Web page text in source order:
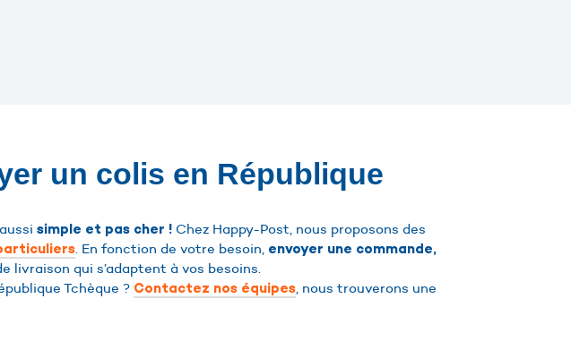
un colis en République
simple et pas cher ! Chez Happy-Post, nous proposons des
. En fonction de votre besoin, envoyer une commande,
livraison qui s’adaptent à vos besoins.
Tchèque ? Contactez nos équipes, nous trouverons une